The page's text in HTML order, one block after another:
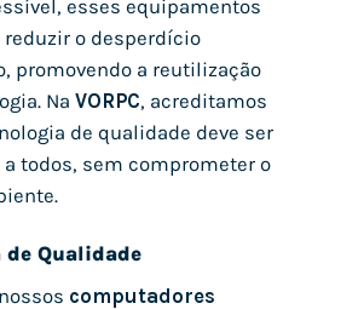
esses equipamentos
reduzir o desperdício
promovendo a reutilização
Na VORPC, acreditamos
de qualidade deve ser
todos, sem comprometer o
de Qualidade
computadores